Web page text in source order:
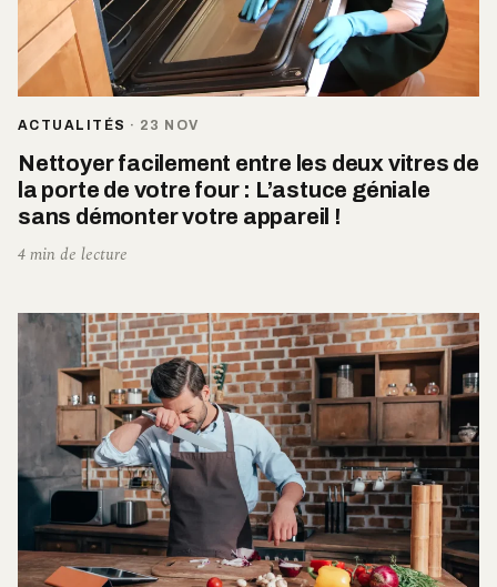
ACTUALITÉS · 23 NOV
Nettoyer facilement entre les deux vitres de
la porte de votre four : L’astuce géniale
sans démonter votre appareil !
4 min de lecture